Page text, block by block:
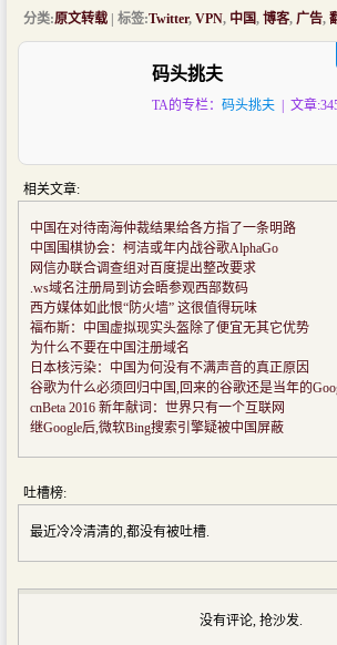
分类:原文转载 | 标签:Twitter, VPN, 中国, 博客, 广告,
码头挑夫
TA的专栏： 码头挑夫 | 文章
相关文章:
中国在对待南海仲裁结果给各方指了一条明路
中国围棋协会：柯洁或年内战谷歌AlphaGo
网信办联合调查组对百度提出整改要求
.ws域名注册局到访会晤参观西部数码
西方媒体如此恨“防火墙” 这很值得玩味
福布斯：中国虚拟现实头盔除了便宜无其它优势
为什么不要在中国注册域名
日本核污染：中国为何没有不满声音的真正原因
谷歌为什么必须回归中国,回来的谷歌还是当年的
cnBeta 2016 新年献词：世界只有一个互联网
继Google后,微软Bing搜索引擎疑被中国屏蔽
吐槽榜:
最近冷冷清清的,都没有被吐槽.
没有评论, 抢沙发.